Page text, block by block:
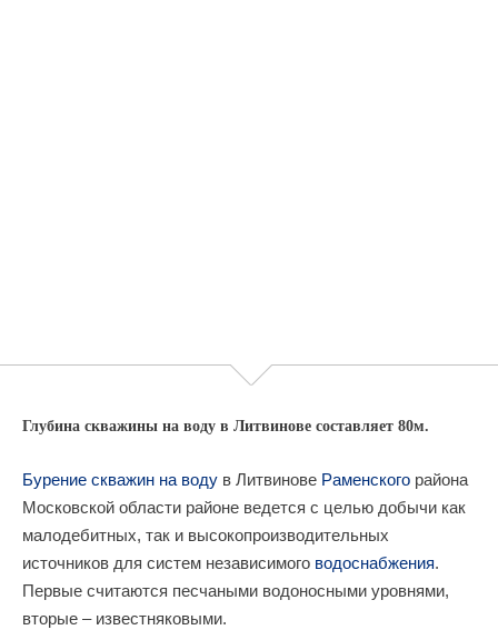
Глубина скважины на воду в Литвинове составляет 80м.
Бурение скважин на воду в Литвинове Раменского района
Московской области районе ведется с целью добычи как
малодебитных, так и высокопроизводительных
источников для систем независимого водоснабжения.
Первые считаются песчаными водоносными уровнями,
вторые – известняковыми.